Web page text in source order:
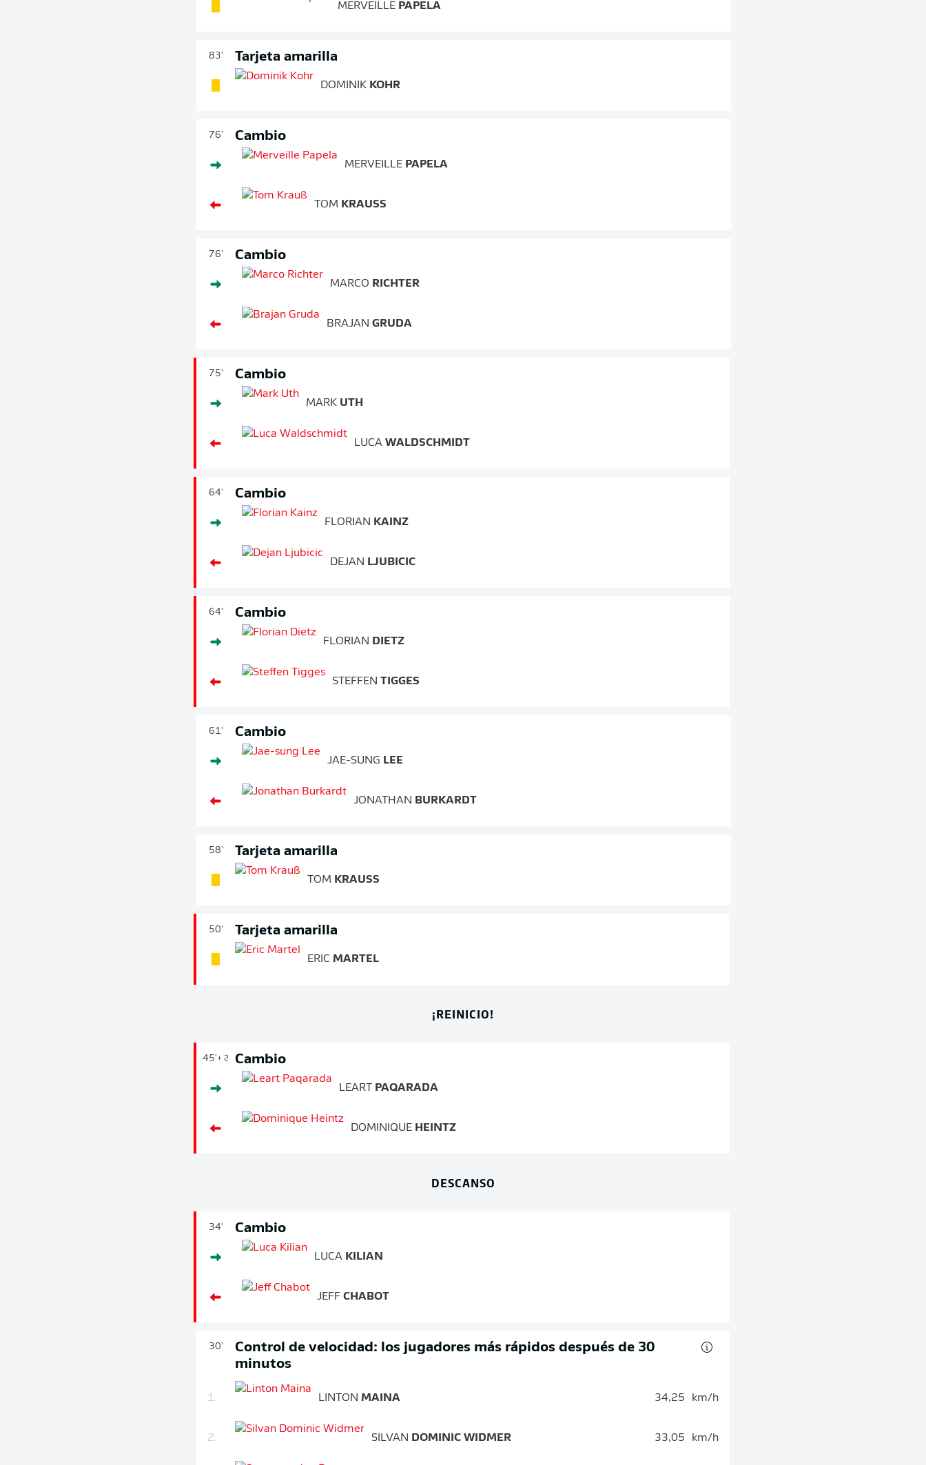
MERVEILLE PAPELA
83' Tarjeta amarilla
DOMINIK KOHR
76' Cambio
MERVEILLE PAPELA
TOM KRAUSS
76' Cambio
MARCO RICHTER
BRAJAN GRUDA
75' Cambio
MARK UTH
LUCA WALDSCHMIDT
64' Cambio
FLORIAN KAINZ
DEJAN LJUBICIC
64' Cambio
FLORIAN DIETZ
STEFFEN TIGGES
61' Cambio
JAE-SUNG LEE
JONATHAN BURKARDT
58' Tarjeta amarilla
TOM KRAUSS
50' Tarjeta amarilla
ERIC MARTEL
¡REINICIO!
45'+ 2 Cambio
LEART PAQARADA
DOMINIQUE HEINTZ
DESCANSO
34' Cambio
LUCA KILIAN
JEFF CHABOT
30'
Control de velocidad: los jugadores más rápidos después de 30
minutos
1. LINTON MAINA 34,25 km/h
2. SILVAN DOMINIC WIDMER 33,05 km/h